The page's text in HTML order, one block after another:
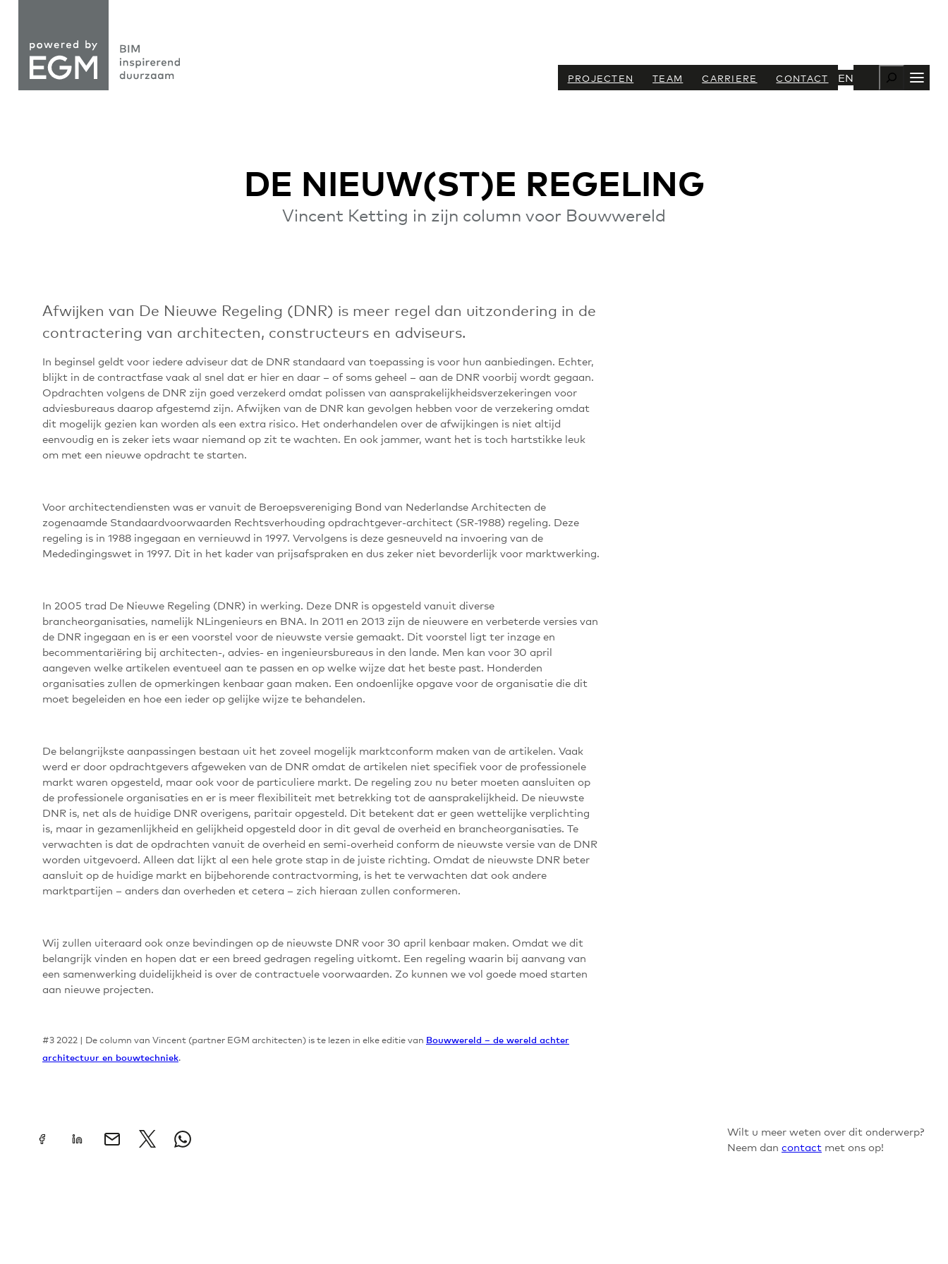
PROJECTEN TEAM CARRIERE CONTACT EN Zoeken
DE NIEUW(ST)E REGELING
Vincent Ketting in zijn column voor Bouwwereld
Afwijken van De Nieuwe Regeling (DNR) is meer regel dan uitzondering in de
contractering van architecten, constructeurs en adviseurs.
In beginsel geldt voor iedere adviseur dat de DNR standaard van toepassing is voor hun aanbiedingen. Echter,
blijkt in de contractfase vaak al snel dat er hier en daar – of soms geheel – aan de DNR voorbij wordt gegaan.
Opdrachten volgens de DNR zijn goed verzekerd omdat polissen van aansprakelijkheidsverzekeringen voor
adviesbureaus daarop afgestemd zijn. Afwijken van de DNR kan gevolgen hebben voor de verzekering omdat
dit mogelijk gezien kan worden als een extra risico. Het onderhandelen over de afwijkingen is niet altijd
eenvoudig en is zeker iets waar niemand op zit te wachten. En ook jammer, want het is toch hartstikke leuk
om met een nieuwe opdracht te starten.
Voor architectendiensten was er vanuit de Beroepsvereniging Bond van Nederlandse Architecten de
zogenaamde Standaardvoorwaarden Rechtsverhouding opdrachtgever-architect (SR-1988) regeling. Deze
regeling is in 1988 ingegaan en vernieuwd in 1997. Vervolgens is deze gesneuveld na invoering van de
Mededingingswet in 1997. Dit in het kader van prijsafspraken en dus zeker niet bevorderlijk voor marktwerking.
In 2005 trad De Nieuwe Regeling (DNR) in werking. Deze DNR is opgesteld vanuit diverse
brancheorganisaties, namelijk NLingenieurs en BNA. In 2011 en 2013 zijn de nieuwere en verbeterde versies van
de DNR ingegaan en is er een voorstel voor de nieuwste versie gemaakt. Dit voorstel ligt ter inzage en
becommentariëring bij architecten-, advies- en ingenieursbureaus in den lande. Men kan voor 30 april
aangeven welke artikelen eventueel aan te passen en op welke wijze dat het beste past. Honderden
organisaties zullen de opmerkingen kenbaar gaan maken. Een ondoenlijke opgave voor de organisatie die dit
moet begeleiden en hoe een ieder op gelijke wijze te behandelen.
De belangrijkste aanpassingen bestaan uit het zoveel mogelijk marktconform maken van de artikelen. Vaak
werd er door opdrachtgevers afgeweken van de DNR omdat de artikelen niet specifiek voor de professionele
markt waren opgesteld, maar ook voor de particuliere markt. De regeling zou nu beter moeten aansluiten op
de professionele organisaties en er is meer flexibiliteit met betrekking tot de aansprakelijkheid. De nieuwste
DNR is, net als de huidige DNR overigens, paritair opgesteld. Dit betekent dat er geen wettelijke verplichting
is, maar in gezamenlijkheid en gelijkheid opgesteld door in dit geval de overheid en brancheorganisaties. Te
verwachten is dat de opdrachten vanuit de overheid en semi-overheid conform de nieuwste versie van de DNR
worden uitgevoerd. Alleen dat lijkt al een hele grote stap in de juiste richting. Omdat de nieuwste DNR beter
aansluit op de huidige markt en bijbehorende contractvorming, is het te verwachten dat ook andere
marktpartijen – anders dan overheden et cetera – zich hieraan zullen conformeren.
Wij zullen uiteraard ook onze bevindingen op de nieuwste DNR voor 30 april kenbaar maken. Omdat we dit
belangrijk vinden en hopen dat er een breed gedragen regeling uitkomt. Een regeling waarin bij aanvang van
een samenwerking duidelijkheid is over de contractuele voorwaarden. Zo kunnen we vol goede moed starten
aan nieuwe projecten.
#3 2022 | De column van Vincent (partner EGM architecten) is te lezen in elke editie van Bouwwereld – de wereld achter
architectuur en bouwtechniek.
Wilt u meer weten over dit onderwerp?
Neem dan contact met ons op!